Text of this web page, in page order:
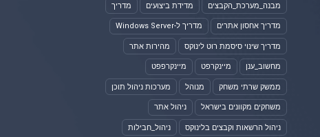
מבנה_מערכת_הקבצים מדידת ביצועים מדריך
מדריך אחסון אתרים מדריך ל-Windows Server
מדריך שינוי סיסמת רוט לינוקס מהירות אתר
מחשוב_ענן מיינקרפט מיינקרפפט
ממשק שרתי משחק מנוהל מערכות ניהול תוכן
משחקים מקוונים בישראל ניהול אתר
ניהול הרשאות וקבצים בלינוקס ניהול_חבילות